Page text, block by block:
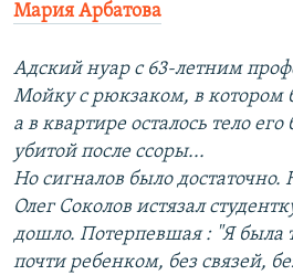
Мария Арбатова
Адский нуар с 63-летним
Мойку с рюкзаком, в котором
а в квартире осталось тело
убитой после ссоры...
Но сигналов было достаточно.
Олег Соколов истязал
дошло. Потерпевшая : "Я была
почти ребенком, без связей,